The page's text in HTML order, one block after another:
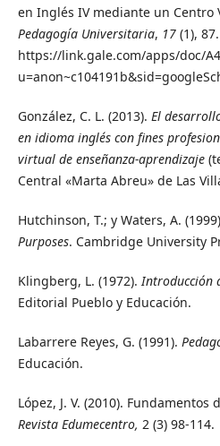
en Inglés IV mediante un Centro
Pedagogía Universitaria, 17 (1),
https://link.gale.com/apps/doc/
González, C. L. (2013). El
en idioma inglés con fines
virtual de enseñanza-aprendizaje
Central «Marta Abreu» de Las
Hutchinson, T.; y Waters, A.
Purposes. Cambridge University
Klingberg, L. (1972). Introducción
Editorial Pueblo y Educación.
Labarrere Reyes, G. (1991).
Educación.
López, J. V. (2010).
Revista Edumecentro, 2 (3) 98-114.